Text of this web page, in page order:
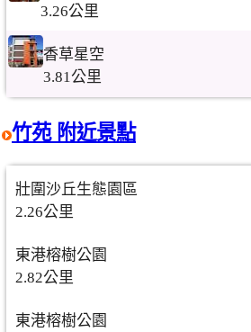
3.26公里
香草星空
3.81公里
竹苑 附近景點
壯圍沙丘生態園區
2.26公里
東港榕樹公園
2.82公里
東港榕樹公園